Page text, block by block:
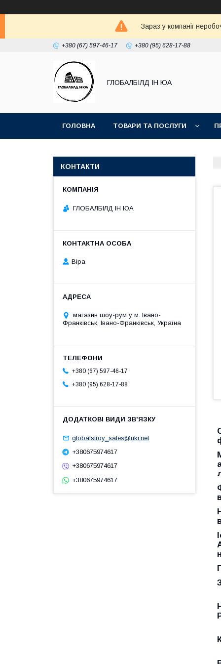
Зараз у компанії
+380 (67) 597-46-17 +380 (95) 628-17-88
ГЛОБАЛБІЛД ІН ЮА
ГОЛОВНА ТОВАРИ ТА ПОСЛУГИ
КОНТАКТИ
ГЛОБАЛБІЛД ІН ЮА
Віра
магазин шоу-рум у м. Івано-
Франківськ, Івано-Франківськ, Україна
+380 (67) 597-46-17
+380 (95) 628-17-88
globalstroy_sales@ukr.net
+380675974617
+380675974617
+380675974617